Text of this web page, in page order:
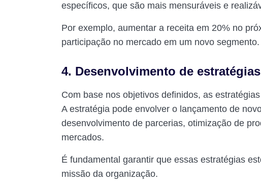
específicos, que são mais mensuráveis e
Por exemplo, aumentar a receita em 20% no
participação no mercado em um novo segmento.
4. Desenvolvimento de estratégias
Com base nos objetivos definidos, as
A estratégia pode envolver o lançamento de
desenvolvimento de parcerias, otimização de
mercados.
É fundamental garantir que essas estratégias
missão da organização.